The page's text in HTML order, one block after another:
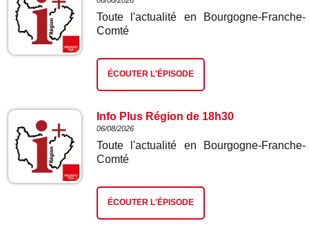
Toute l'actualité en Bourgogne-Franche-
Comté
ÉCOUTER L'ÉPISODE
Info Plus Région de 18h30
06/08/2026
Toute l'actualité en Bourgogne-Franche-
Comté
ÉCOUTER L'ÉPISODE